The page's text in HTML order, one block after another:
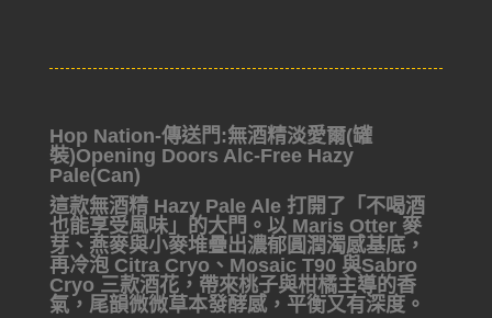
Hop Nation-傳送門:無酒精淡愛爾(罐
裝)Opening Doors Alc-Free Hazy
Pale(Can)
這款無酒精 Hazy Pale Ale 打開了「不喝酒
也能享受風味」的大門。以 Maris Otter 麥
芽、燕麥與小麥堆疊出濃郁圓潤濁感基底，
再冷泡 Citra Cryo、Mosaic T90 與Sabro
Cryo 三款酒花，帶來桃子與柑橘主導的香
氣，尾韻微微草本發酵感，平衡又有深度。